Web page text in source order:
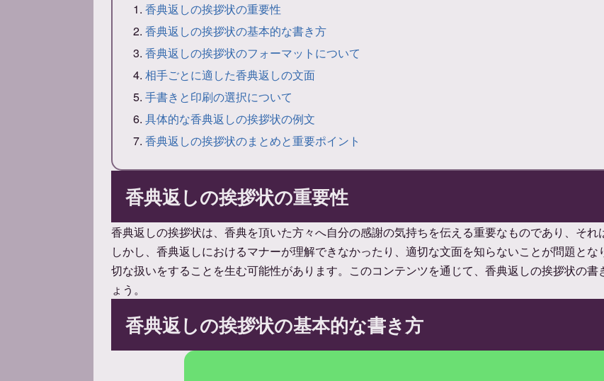
香典返しの挨拶状の重要性
香典返しの挨拶状の基本的な書き方
香典返しの挨拶状のフォーマットについて
相手ごとに適した香典返しの文面
手書きと印刷の選択について
具体的な香典返しの挨拶状の例文
香典返しの挨拶状のまとめと重要ポイント
香典返しの挨拶状の重要性
香典返しの挨拶状は、香典を頂いた方々へ自分の感謝の気持ちを伝える重要なものであり、それ
しかし、香典返しにおけるマナーが理解できなかったり、適切な文面を知らないことが問題と
切な扱いをすることを生む可能性があります。このコンテンツを通じて、香典返しの挨拶状の
ょう。
香典返しの挨拶状の基本的な書き方